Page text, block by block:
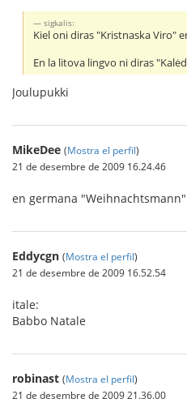
sigkalis:
Kiel oni diras "Kristnaska Viro"
En la litova lingvo ni diras
Joulupukki
MikeDee (Mostra el perfil)
21 de desembre de 2009 16.24.46
en germana "Weihnachtsmann"
Eddycgn (Mostra el perfil)
21 de desembre de 2009 16.52.54
itale:
Babbo Natale
robinast (Mostra el perfil)
21 de desembre de 2009 21.36.00